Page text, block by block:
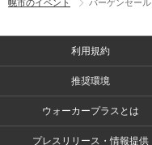
幌市のイベント
バーゲンセール
利用規約
推奨環境
ウォーカープラスとは
プレスリリース・情報提供